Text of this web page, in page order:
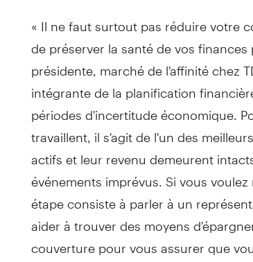
« Il ne faut surtout pas réduire votre
de préserver la santé de vos
présidente, marché de l'affinité chez
intégrante de la planification
périodes d'incertitude économique.
travaillent, il s'agit de l'un des
actifs et leur revenu demeurent
événements imprévus. Si vous
étape consiste à parler à un
aider à trouver des moyens
couverture pour vous assurer que